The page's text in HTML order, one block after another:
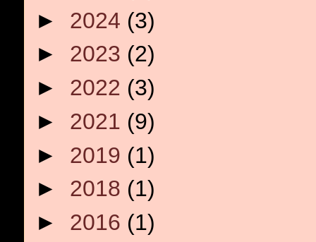
► 2024 (3)
► 2023 (2)
► 2022 (3)
► 2021 (9)
► 2019 (1)
► 2018 (1)
► 2016 (1)